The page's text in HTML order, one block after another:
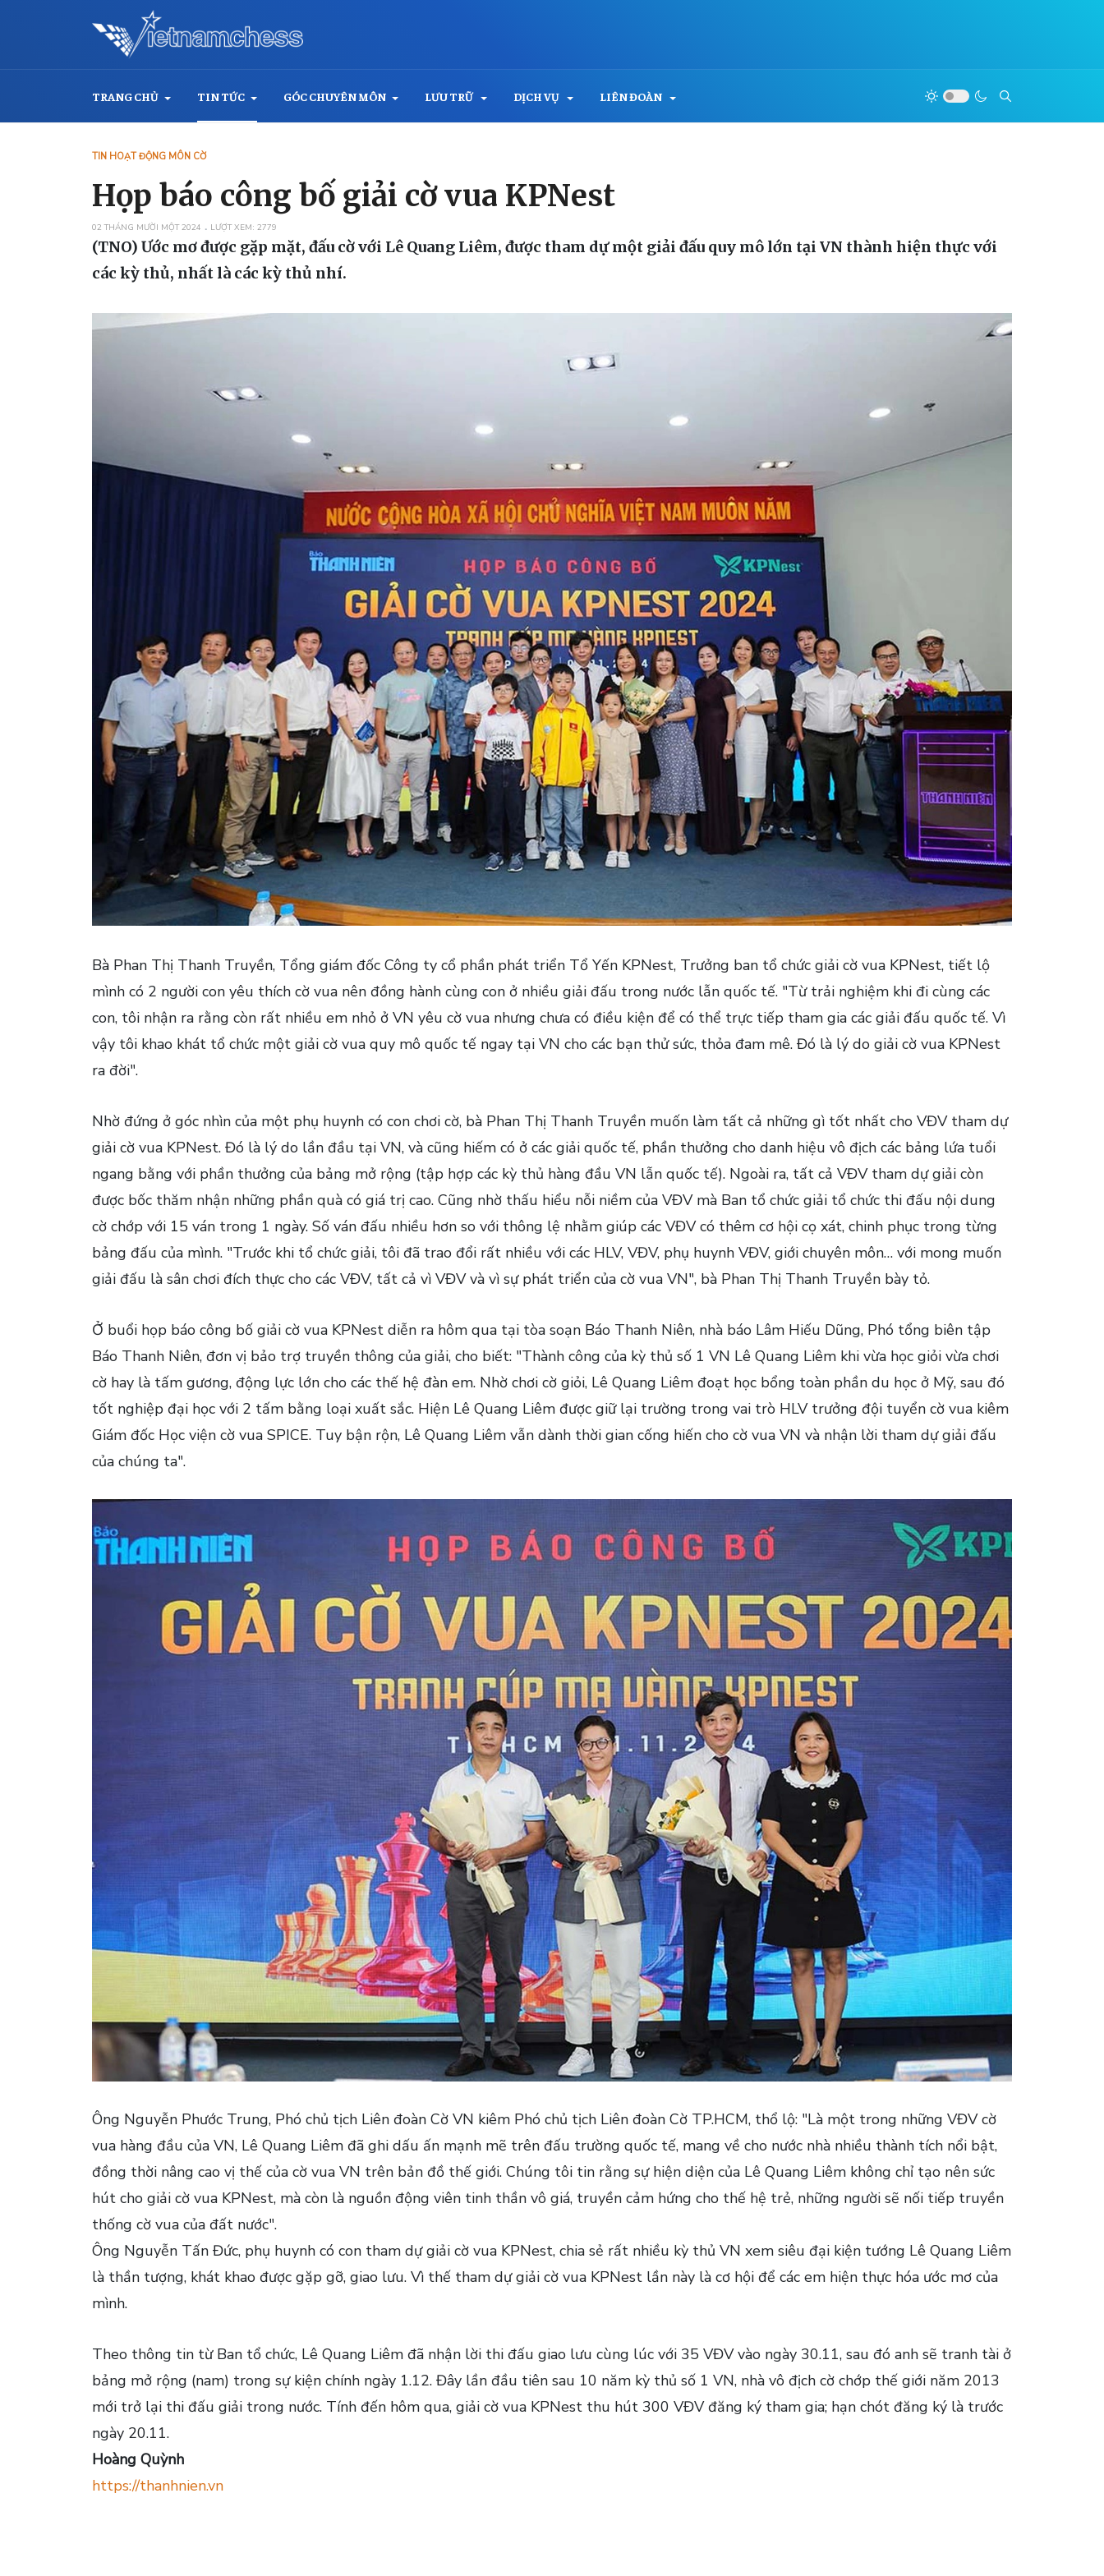
TRANG CHỦ TIN TỨC GÓC CHUYÊN MÔN LƯU TRỮ DỊCH VỤ LIÊN ĐOÀN
TIN HOẠT ĐỘNG MÔN CỜ
Họp báo công bố giải cờ vua KPNest
02 THÁNG MƯỜI MỘT 2024 LƯỢT XEM: 2779
(TNO) Ước mơ được gặp mặt, đấu cờ với Lê Quang Liêm, được tham dự một giải đấu quy mô lớn tại VN thành hiện thực với
các kỳ thủ, nhất là các kỳ thủ nhí.
Bà Phan Thị Thanh Truyền, Tổng giám đốc Công ty cổ phần phát triển Tổ Yến KPNest, Trưởng ban tổ chức giải cờ vua KPNest, tiết lộ
mình có 2 người con yêu thích cờ vua nên đồng hành cùng con ở nhiều giải đấu trong nước lẫn quốc tế. "Từ trải nghiệm khi đi cùng các
con, tôi nhận ra rằng còn rất nhiều em nhỏ ở VN yêu cờ vua nhưng chưa có điều kiện để có thể trực tiếp tham gia các giải đấu quốc tế. Vì
vậy tôi khao khát tổ chức một giải cờ vua quy mô quốc tế ngay tại VN cho các bạn thử sức, thỏa đam mê. Đó là lý do giải cờ vua KPNest
ra đời".
Nhờ đứng ở góc nhìn của một phụ huynh có con chơi cờ, bà Phan Thị Thanh Truyền muốn làm tất cả những gì tốt nhất cho VĐV tham dự
giải cờ vua KPNest. Đó là lý do lần đầu tại VN, và cũng hiếm có ở các giải quốc tế, phần thưởng cho danh hiệu vô địch các bảng lứa tuổi
ngang bằng với phần thưởng của bảng mở rộng (tập hợp các kỳ thủ hàng đầu VN lẫn quốc tế). Ngoài ra, tất cả VĐV tham dự giải còn
được bốc thăm nhận những phần quà có giá trị cao. Cũng nhờ thấu hiểu nỗi niềm của VĐV mà Ban tổ chức giải tổ chức thi đấu nội dung
cờ chớp với 15 ván trong 1 ngày. Số ván đấu nhiều hơn so với thông lệ nhằm giúp các VĐV có thêm cơ hội cọ xát, chinh phục trong từng
bảng đấu của mình. "Trước khi tổ chức giải, tôi đã trao đổi rất nhiều với các HLV, VĐV, phụ huynh VĐV, giới chuyên môn… với mong muốn
giải đấu là sân chơi đích thực cho các VĐV, tất cả vì VĐV và vì sự phát triển của cờ vua VN", bà Phan Thị Thanh Truyền bày tỏ.
Ở buổi họp báo công bố giải cờ vua KPNest diễn ra hôm qua tại tòa soạn Báo Thanh Niên, nhà báo Lâm Hiếu Dũng, Phó tổng biên tập
Báo Thanh Niên, đơn vị bảo trợ truyền thông của giải, cho biết: "Thành công của kỳ thủ số 1 VN Lê Quang Liêm khi vừa học giỏi vừa chơi
cờ hay là tấm gương, động lực lớn cho các thế hệ đàn em. Nhờ chơi cờ giỏi, Lê Quang Liêm đoạt học bổng toàn phần du học ở Mỹ, sau đó
tốt nghiệp đại học với 2 tấm bằng loại xuất sắc. Hiện Lê Quang Liêm được giữ lại trường trong vai trò HLV trưởng đội tuyển cờ vua kiêm
Giám đốc Học viện cờ vua SPICE. Tuy bận rộn, Lê Quang Liêm vẫn dành thời gian cống hiến cho cờ vua VN và nhận lời tham dự giải đấu
của chúng ta".
Ông Nguyễn Phước Trung, Phó chủ tịch Liên đoàn Cờ VN kiêm Phó chủ tịch Liên đoàn Cờ TP.HCM, thổ lộ: "Là một trong những VĐV cờ
vua hàng đầu của VN, Lê Quang Liêm đã ghi dấu ấn mạnh mẽ trên đấu trường quốc tế, mang về cho nước nhà nhiều thành tích nổi bật,
đồng thời nâng cao vị thế của cờ vua VN trên bản đồ thế giới. Chúng tôi tin rằng sự hiện diện của Lê Quang Liêm không chỉ tạo nên sức
hút cho giải cờ vua KPNest, mà còn là nguồn động viên tinh thần vô giá, truyền cảm hứng cho thế hệ trẻ, những người sẽ nối tiếp truyền
thống cờ vua của đất nước".
Ông Nguyễn Tấn Đức, phụ huynh có con tham dự giải cờ vua KPNest, chia sẻ rất nhiều kỳ thủ VN xem siêu đại kiện tướng Lê Quang Liêm
là thần tượng, khát khao được gặp gỡ, giao lưu. Vì thế tham dự giải cờ vua KPNest lần này là cơ hội để các em hiện thực hóa ước mơ của
mình.
Theo thông tin từ Ban tổ chức, Lê Quang Liêm đã nhận lời thi đấu giao lưu cùng lúc với 35 VĐV vào ngày 30.11, sau đó anh sẽ tranh tài ở
bảng mở rộng (nam) trong sự kiện chính ngày 1.12. Đây lần đầu tiên sau 10 năm kỳ thủ số 1 VN, nhà vô địch cờ chớp thế giới năm 2013
mới trở lại thi đấu giải trong nước. Tính đến hôm qua, giải cờ vua KPNest thu hút 300 VĐV đăng ký tham gia; hạn chót đăng ký là trước
ngày 20.11.
Hoàng Quỳnh
https://thanhnien.vn